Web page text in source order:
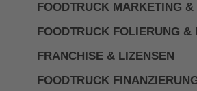
FOODTRUCK MARKETING &
FOODTRUCK FOLIERUNG &
FRANCHISE & LIZENSEN
FOODTRUCK